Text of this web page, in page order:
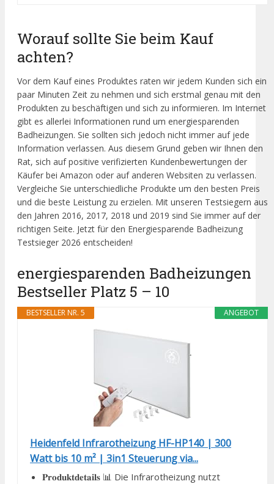
Worauf sollte Sie beim Kauf
achten?
Vor dem Kauf eines Produktes raten wir jedem Kunden sich ein
paar Minuten Zeit zu nehmen und sich erstmal genau mit den
Produkten zu beschäftigen und sich zu informieren. Im Internet
gibt es allerlei Informationen rund um energiesparenden
Badheizungen. Sie sollten sich jedoch nicht immer auf jede
Information verlassen. Aus diesem Grund geben wir Ihnen den
Rat, sich auf positive verifizierten Kundenbewertungen der
Käufer bei Amazon oder auf anderen Websiten zu verlassen.
Vergleiche Sie unterschiedliche Produkte um den besten Preis
und die beste Leistung zu erzielen. Mit unseren Testsiegern aus
den Jahren 2016, 2017, 2018 und 2019 sind Sie immer auf der
richtigen Seite. Jetzt für den Energiesparende Badheizung
Testsieger 2026 entscheiden!
energiesparenden Badheizungen
Bestseller Platz 5 – 10
ANGEBOT
BESTSELLER NR. 5
Heidenfeld Infrarotheizung HF-HP140 | 300
Watt bis 10 m² | 3in1 Steuerung via...
𝐏𝐫𝐨𝐝𝐮𝐤𝐭𝐝𝐞𝐭𝐚𝐢𝐥𝐬 📊 Die Infrarotheizung nutzt